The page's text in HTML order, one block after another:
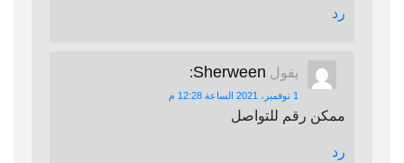
رد
يقول Sherween
:
1 نوفمبر، 2021 الساعة 12:28 م
ممكن رقم للتواصل
رد